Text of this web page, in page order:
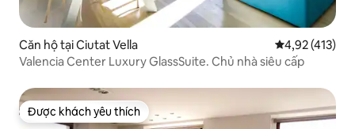
Căn hộ tại Ciutat Vella Xếp hạng
4,92 (413)
Valencia Center Luxury GlassSuite. Chủ nhà siêu cấp
Được khách yêu thích
Được khách yêu thích